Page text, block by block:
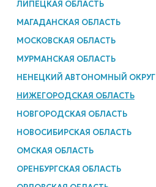
ЛИПЕЦКАЯ ОБЛАСТЬ
МАГАДАНСКАЯ ОБЛАСТЬ
МОСКОВСКАЯ ОБЛАСТЬ
МУРМАНСКАЯ ОБЛАСТЬ
НЕНЕЦКИЙ АВТОНОМНЫЙ ОКРУГ
НИЖЕГОРОДСКАЯ ОБЛАСТЬ
НОВГОРОДСКАЯ ОБЛАСТЬ
НОВОСИБИРСКАЯ ОБЛАСТЬ
ОМСКАЯ ОБЛАСТЬ
ОРЕНБУРГСКАЯ ОБЛАСТЬ